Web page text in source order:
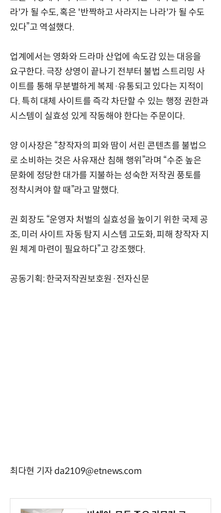
라'가 될 수도, 혹은 '반짝하고 사라지는 나라'가 될 수도
있다”고 역설했다.
업계에서는 영화와 드라마 산업에 속도감 있는 대응을
요구한다. 극장 상영이 끝나기 전부터 불법 스트리밍 사
이트를 통해 무분별하게 복제·유통되고 있다는 지적이
다. 특히 대체 사이트를 즉각 차단할 수 있는 행정 권한과
시스템이 실효성 있게 작동해야 한다는 주문이다.
양 이사장은 “창작자의 피와 땀이 서린 콘텐츠를 불법으
로 소비하는 것은 사유재산 침해 행위”라며 “수준 높은
문화에 정당한 대가를 지불하는 성숙한 저작권 풍토를
정착시켜야 할 때”라고 말했다.
권 회장도 “운영자 처벌의 실효성을 높이기 위한 국제 공
조, 미러 사이트 자동 탐지 시스템 고도화, 피해 창작자 지
원 체계 마련이 필요하다”고 강조했다.
공동기획: 한국저작권보호원·전자신문
최다현 기자 da2109@etnews.com